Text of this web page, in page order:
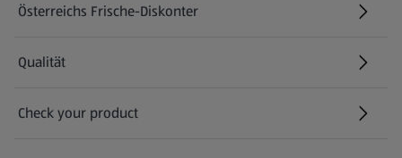
Österreichs Frische-Diskonter
Qualität
Check your product
(öffnet in einem neuen Tab)